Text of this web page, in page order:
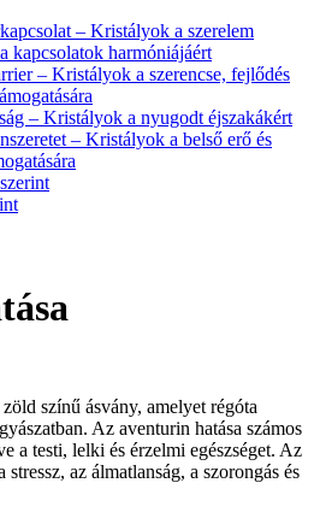
– Kristályok a szerelem
kapcsolatok harmóniájáért
– Kristályok a szerencse, fejlődés
– Kristályok a nyugodt éjszakákért
– Kristályok a belső erő és
színű ásvány, amelyet régóta
Az aventurin hatása számos
a testi, lelki és érzelmi egészséget. Az
az álmatlanság, a szorongás és